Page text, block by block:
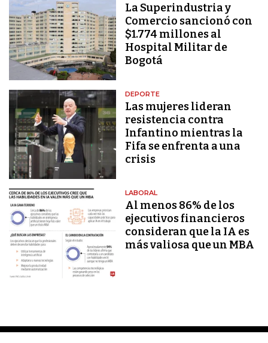
La Superindustria y
Comercio sancionó con
$1.774 millones al
Hospital Militar de
Bogotá
DEPORTE
Las mujeres lideran
resistencia contra
Infantino mientras la
Fifa se enfrenta a una
crisis
LABORAL
Al menos 86% de los
ejecutivos financieros
consideran que la IA es
más valiosa que un MBA